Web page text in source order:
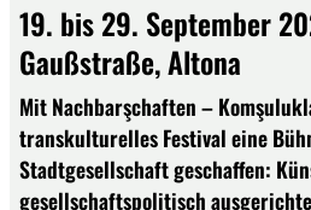
19. bis 29. September
Gaußstraße, Altona
Mit Nachbarşchaften –
transkulturelles Festival eine
Stadtgesellschaft geschaffen:
gesellschaftspolitisch